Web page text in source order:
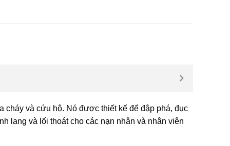
và cứu hộ. Nó được thiết kế để đập phá, đục
lang và lối thoát cho các nạn nhân và nhân viên